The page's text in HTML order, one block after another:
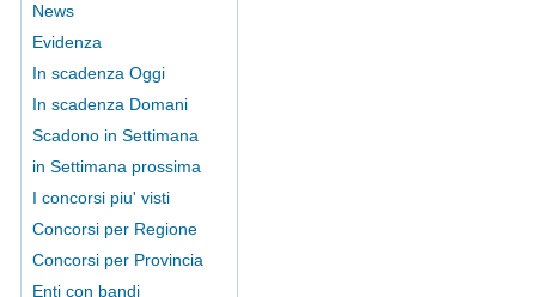
News
Evidenza
In scadenza Oggi
In scadenza Domani
Scadono in Settimana
in Settimana prossima
I concorsi piu' visti
Concorsi per Regione
Concorsi per Provincia
Enti con bandi